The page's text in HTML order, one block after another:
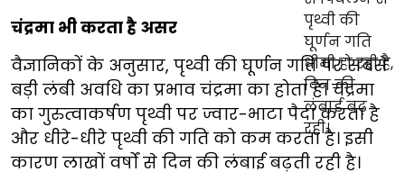
चंद्रमा भी करता है असर
वैज्ञानिकों के अनुसार, पृथ्वी की घूर्णन गति पर सबसे
बड़ी लंबी अवधि का प्रभाव चंद्रमा का होता है। चंद्रमा
का गुरुत्वाकर्षण पृथ्वी पर ज्वार-भाटा पैदा करता है
और धीरे-धीरे पृथ्वी की गति को कम करता है। इसी
कारण लाखों वर्षों से दिन की लंबाई बढ़ती रही है।